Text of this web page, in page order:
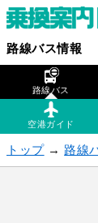
路線バス情報
路線バス
空港ガイド
トップ→ 路線